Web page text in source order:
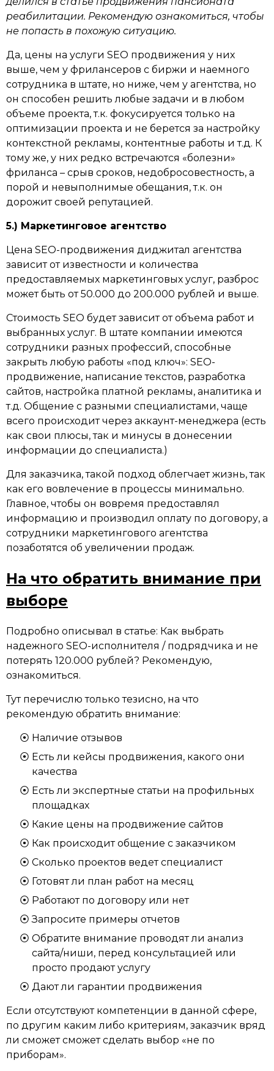
реабилитации. Рекомендую ознакомиться, чтобы
не попасть в похожую ситуацию.
Да, цены на услуги SEO продвижения у них
выше, чем у фрилансеров с биржи и наемного
сотрудника в штате, но ниже, чем у агентства, но
он способен решить любые задачи и в любом
объеме проекта, т.к. фокусируется только на
оптимизации проекта и не берется за настройку
контекстной рекламы, контентные работы и т.д. К
тому же, у них редко встречаются «болезни»
фриланса – срыв сроков, недобросовестность, а
порой и невыполнимые обещания, т.к. он
дорожит своей репутацией.
5.) Маркетинговое агентство
Цена SEO-продвижения диджитал агентства
зависит от известности и количества
предоставляемых маркетинговых услуг, разброс
может быть от 50.000 до 200.000 рублей и выше.
Стоимость SEO будет зависит от объема работ и
выбранных услуг. В штате компании имеются
сотрудники разных профессий, способные
закрыть любую работы «под ключ»: SEO-
продвижение, написание текстов, разработка
сайтов, настройка платной рекламы, аналитика и
т.д. Общение с разными специалистами, чаще
всего происходит через аккаунт-менеджера (есть
как свои плюсы, так и минусы в донесении
информации до специалиста.)
Для заказчика, такой подход облегчает жизнь, так
как его вовлечение в процессы минимально.
Главное, чтобы он вовремя предоставлял
информацию и производил оплату по договору, а
сотрудники маркетингового агентства
позаботятся об увеличении продаж.
На что обратить внимание при
выборе
Подробно описывал в статье: Как выбрать
надежного SEO-исполнителя / подрядчика и не
потерять 120.000 рублей? Рекомендую,
ознакомиться.
Тут перечислю только тезисно, на что
рекомендую обратить внимание:
Наличие отзывов
Есть ли кейсы продвижения, какого они
качества
Есть ли экспертные статьи на профильных
площадках
Какие цены на продвижение сайтов
Как происходит общение с заказчиком
Сколько проектов ведет специалист
Готовят ли план работ на месяц
Работают по договору или нет
Запросите примеры отчетов
Обратите внимание проводят ли анализ
сайта/ниши, перед консультацией или
просто продают услугу
Дают ли гарантии продвижения
Если отсутствуют компетенции в данной сфере,
по другим каким либо критериям, заказчик вряд
ли сможет сможет сделать выбор «не по
приборам».